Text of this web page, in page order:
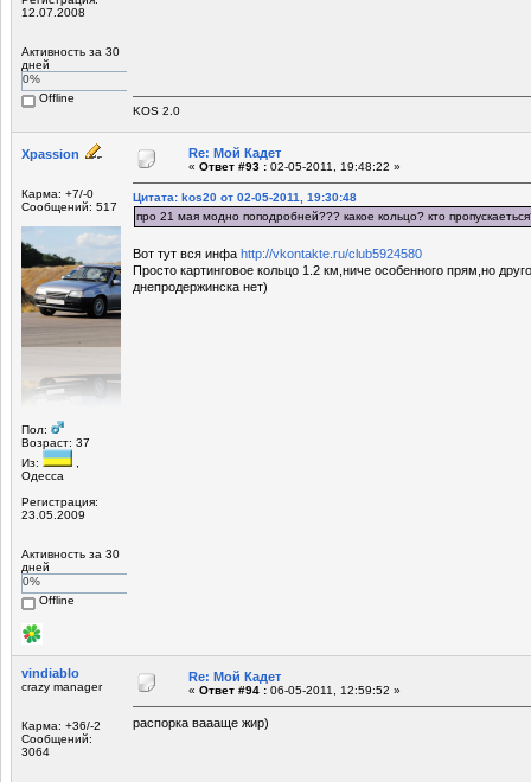
12.07.2008
Активность за 30
дней
0%
Offline
KOS 2.0
Xpassion
Карма: +7/-0
Сообщений: 517
Пол:
Возраст: 37
Из:
Одесса
Регистрация:
23.05.2009
Активность за 30
дней
0%
Offline
Re: Мой Кадет
« Ответ #93 : 02-05-2011, 19:48:22 »
Цитата: kos20 от 02-05-2011, 19:30:48
про 21 мая модно поподробней??? какое кольцо? кто
Вот тут вся инфа http://vkontakte.ru/club5924580
Просто картинговое кольцо 1.2 км,ниче особенного прям,но
днепродержинска нет)
vindiablo
crazy manager
Карма: +36/-2
Сообщений:
3064
Re: Мой Кадет
« Ответ #94 : 06-05-2011, 12:59:52 »
распорка ваааще жир)